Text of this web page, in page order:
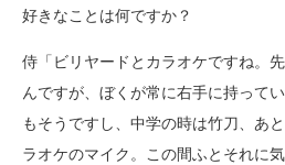
好きなことは何ですか？
侍「ビリヤードとカラオケですね。
んですが、ぼくが常に右手に持って
もそうですし、中学の時は竹刀、あ
ラオケのマイク。この間ふとそれに